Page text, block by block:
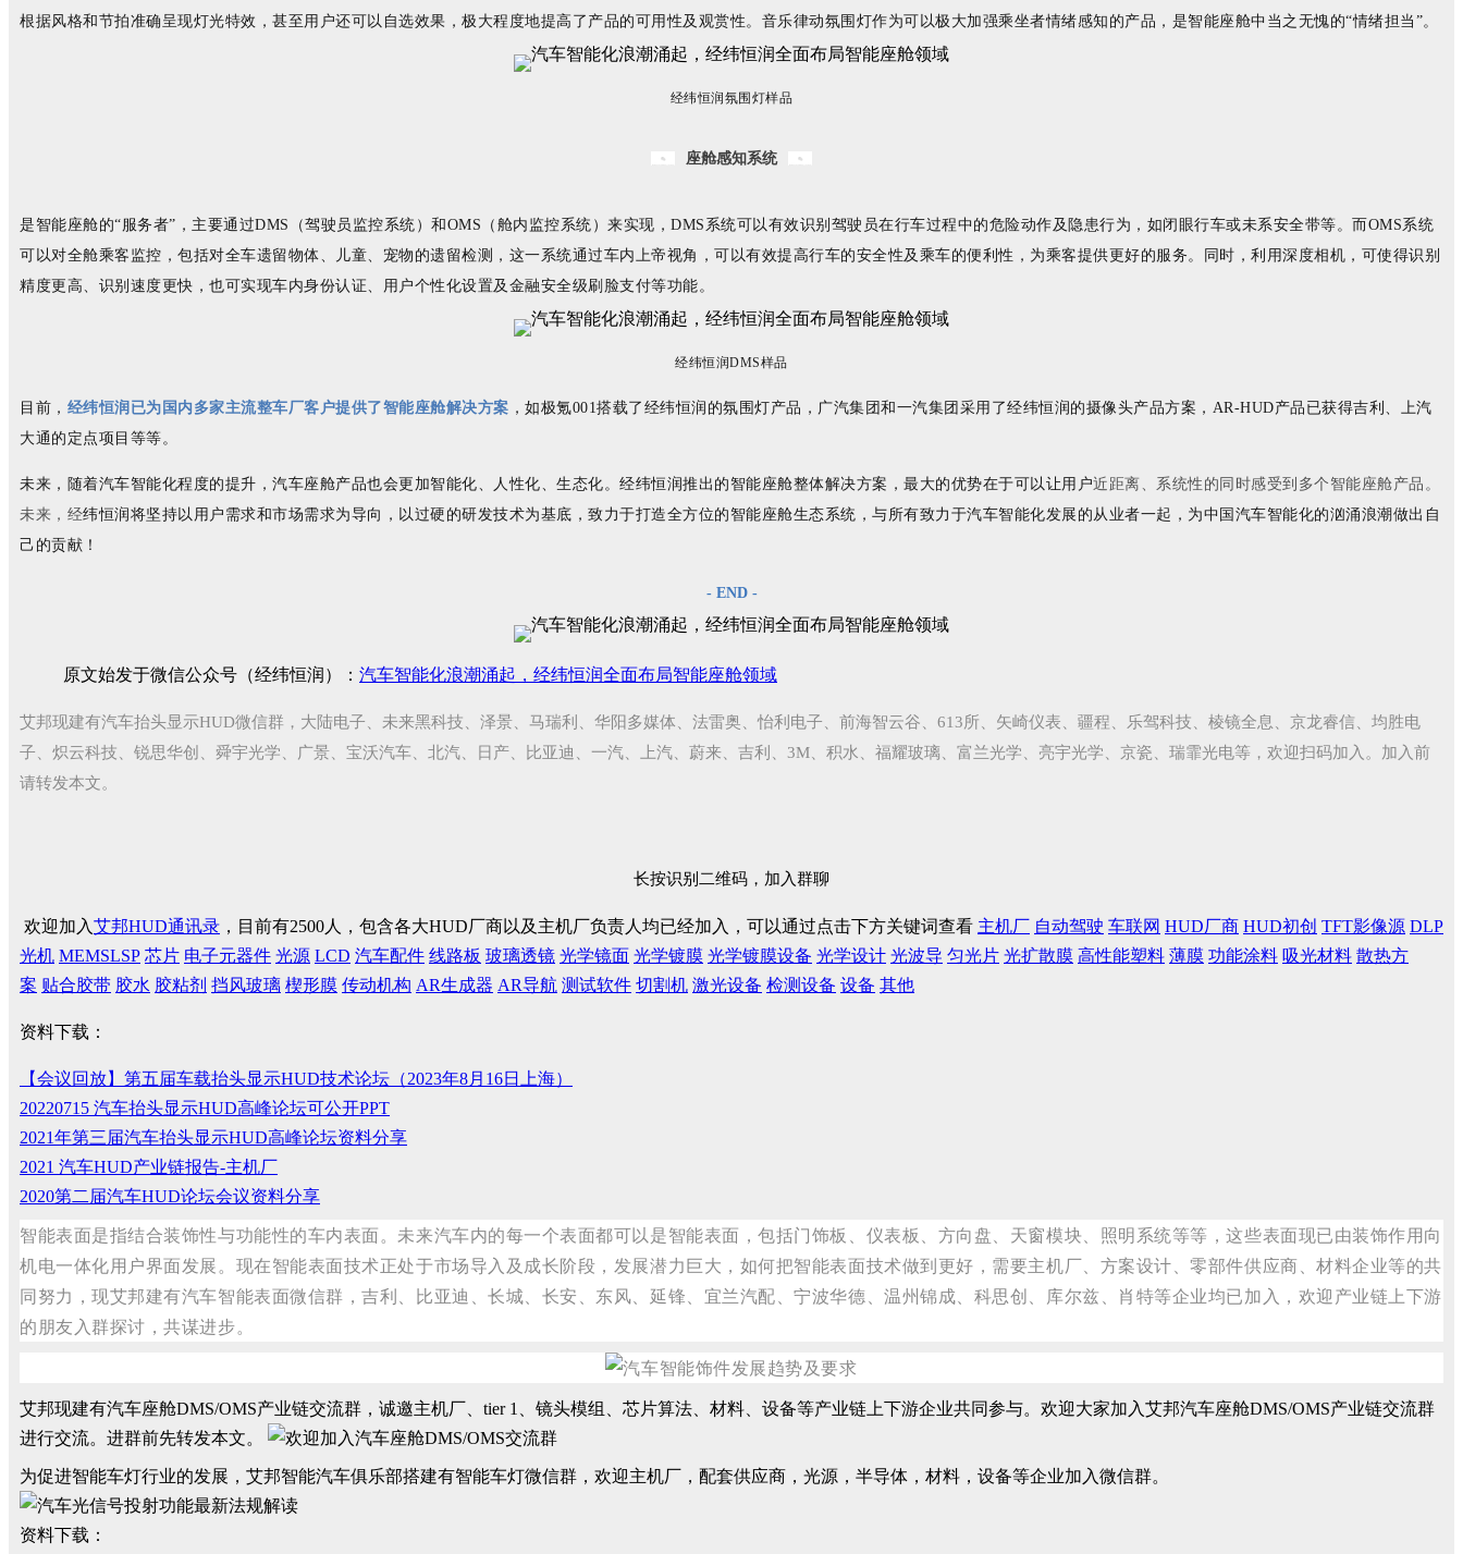
根据风格和节拍准确呈现灯光特效，甚至用户还可以自选效果，极大程度地提高了产品的可用性及观赏性。音乐律动氛围灯作为可以极大加强乘坐者情绪感知的产品，是智能座舱中当之无愧的“情绪担当”。
经纬恒润氛围灯样品
座舱感知系统
是智能座舱的“服务者”，主要通过DMS（驾驶员监控系统）和OMS（舱内监控系统）来实现，DMS系统可以有效识别驾驶员在行车过程中的危险动作及隐患行为，如闭眼行车或未系安全带等。而OMS系统
可以对全舱乘客监控，包括对全车遗留物体、儿童、宠物的遗留检测，这一系统通过车内上帝视角，可以有效提高行车的安全性及乘车的便利性，为乘客提供更好的服务。同时，利用深度相机，可使得识别
精度更高、识别速度更快，也可实现车内身份认证、用户个性化设置及金融安全级刷脸支付等功能。
经纬恒润DMS样品
目前， 经纬恒润已为国内多家主流整车厂客户提供了智能座舱解决方案 ，如极氪001搭载了经纬恒润的氛围灯产品，广汽集团和一汽集团采用了经纬恒润的摄像头产品方案，AR-HUD产品已获得吉利、上汽
大通的定点项目等等。
未来，随着汽车智能化程度的提升，汽车座舱产品也会更加智能化、人性化、生态化。经纬恒润推出的智能座舱整体解决方案，最大的优势在于可以让用户近距离、系统性的同时感受到多个智能座舱产品。
未来，经纬恒润将坚持以用户需求和市场需求为导向，以过硬的研发技术为基底，致力于打造全方位的智能座舱生态系统，与所有致力于汽车智能化发展的从业者一起，为中国汽车智能化的汹涌浪潮做出自
己的贡献！
- END -
原文始发于微信公众号（经纬恒润）： 汽车智能化浪潮涌起，经纬恒润全面布局智能座舱领域
艾邦现建有汽车抬头显示HUD微信群，大陆电子、未来黑科技、泽景、马瑞利、华阳多媒体、法雷奥、怡利电子、前海智云谷、613所、矢崎仪表、疆程、乐驾科技、棱镜全息、京龙睿信、均胜电
子、炽云科技、锐思华创、舜宇光学、广景、宝沃汽车、北汽、日产、比亚迪、一汽、上汽、蔚来、吉利、3M、积水、福耀玻璃、富兰光学、亮宇光学、京瓷、瑞霏光电等，欢迎扫码加入。加入前
请转发本文。
长按识别二维码，加入群聊
欢迎加入艾邦HUD通讯录 ，目前有2500人，包含各大HUD厂商以及主机厂负责人均已经加入，可以通过点击下方关键词查看 主机厂 自动驾驶 车联网 HUD厂商 HUD初创 TFT影像源 DLP
光机 MEMSLSP 芯片 电子元器件 光源 LCD 汽车配件 线路板 玻璃透镜 光学镜面 光学镀膜 光学镀膜设备 光学设计 光波导 匀光片 光扩散膜 高性能塑料 薄膜 功能涂料 吸光材料 散热方
案 贴合胶带 胶水 胶粘剂 挡风玻璃 楔形膜 传动机构 AR生成器 AR导航 测试软件 切割机 激光设备 检测设备 设备 其他
资料下载：
【会议回放】第五届车载抬头显示HUD技术论坛（2023年8月16日上海）
20220715 汽车抬头显示HUD高峰论坛可公开PPT
2021年第三届汽车抬头显示HUD高峰论坛资料分享
2021 汽车HUD产业链报告-主机厂
2020第二届汽车HUD论坛会议资料分享
智能表面是指结合装饰性与功能性的车内表面。未来汽车内的每一个表面都可以是智能表面，包括门饰板、仪表板、方向盘、天窗模块、照明系统等等，这些表面现已由装饰作用向
机电一体化用户界面发展。现在智能表面技术正处于市场导入及成长阶段，发展潜力巨大，如何把智能表面技术做到更好，需要主机厂、方案设计、零部件供应商、材料企业等的共
同努力，现艾邦建有汽车智能表面微信群，吉利、比亚迪、长城、长安、东风、延锋、宜兰汽配、宁波华德、温州锦成、科思创、库尔兹、肖特等企业均已加入，欢迎产业链上下游
的朋友入群探讨，共谋进步。
艾邦现建有汽车座舱DMS/OMS产业链交流群，诚邀主机厂、tier 1、镜头模组、芯片算法、材料、设备等产业链上下游企业共同参与。欢迎大家加入艾邦汽车座舱DMS/OMS产业链交流群
进行交流。进群前先转发本文。
为促进智能车灯行业的发展，艾邦智能汽车俱乐部搭建有智能车灯微信群，欢迎主机厂，配套供应商，光源，半导体，材料，设备等企业加入微信群。
资料下载：